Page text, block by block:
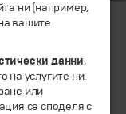
ни (например,
вашите
данни,
на услугите ни.
или
се споделя с